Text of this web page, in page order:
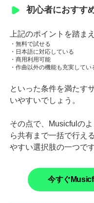
初心者におすす
上記のポイントを踏ま
・無料で試せる
・日本語に対応している
・商用利用可能
・作曲以外の機能も充実してい
といった条件を満たす
いやすいでしょう。
その点で、Musicfulの
ら共有まで一括で行え
やすい選択肢の一つです
今すぐ